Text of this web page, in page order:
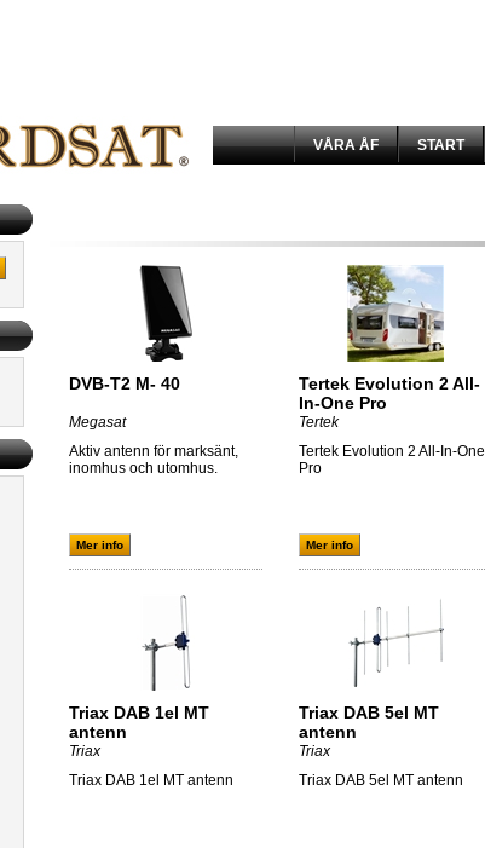
START
VÅRA ÅF
DVB-T2 M- 40
Megasat
Aktiv antenn för marksänt,
inomhus och utomhus.
Mer info
Tertek Evolution 2 All-
In-One Pro
Tertek
Tertek Evolution 2 All-In-One
Pro
Mer info
Triax DAB 1el MT
antenn
Triax
Triax DAB 1el MT antenn
Triax DAB 5el MT
antenn
Triax
Triax DAB 5el MT antenn